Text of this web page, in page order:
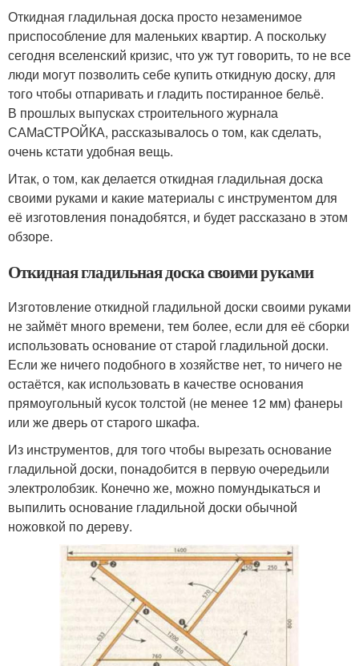
Откидная гладильная доска просто незаменимое
приспособление для маленьких квартир. А поскольку
сегодня вселенский кризис, что уж тут говорить, то не все
люди могут позволить себе купить откидную доску, для
того чтобы отпаривать и гладить постиранное бельё.
В прошлых выпусках строительного журнала
САМаСТРОЙКА, рассказывалось о том, как сделать,
очень кстати удобная вещь.
Итак, о том, как делается откидная гладильная доска
своими руками и какие материалы с инструментом для
её изготовления понадобятся, и будет рассказано в этом
обзоре.
Откидная гладильная доска своими руками
Изготовление откидной гладильной доски своими руками
не займёт много времени, тем более, если для её сборки
использовать основание от старой гладильной доски.
Если же ничего подобного в хозяйстве нет, то ничего не
остаётся, как использовать в качестве основания
прямоугольный кусок толстой (не менее 12 мм) фанеры
или же дверь от старого шкафа.
Из инструментов, для того чтобы вырезать основание
гладильной доски, понадобится в первую очередьили
электролобзик. Конечно же, можно помундыкаться и
выпилить основание гладильной доски обычной
ножовкой по дереву.